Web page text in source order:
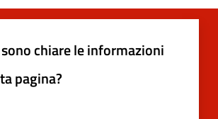
chiare le informazioni
pagina?